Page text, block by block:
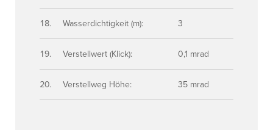
Wasserdichtigkeit (m): 3
Verstellwert (Klick): 0,1 mrad
Verstellweg Höhe: 35 mrad